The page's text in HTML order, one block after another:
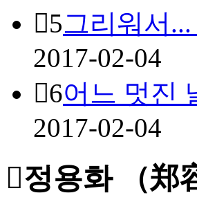
5그리워서
2017-02-04
6어느 멋진
2017-02-04
정용화 （郑